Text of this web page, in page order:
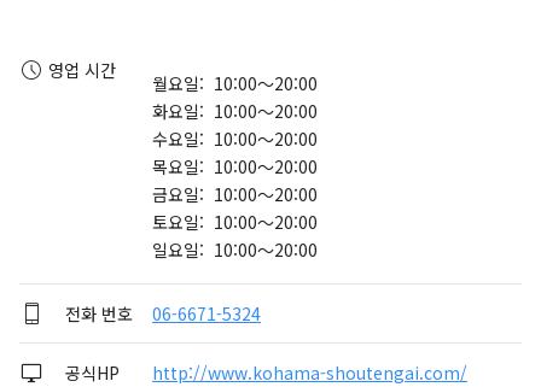
영업 시간
월요일: 10:00～20:00
화요일: 10:00～20:00
수요일: 10:00～20:00
목요일: 10:00～20:00
금요일: 10:00～20:00
토요일: 10:00～20:00
일요일: 10:00～20:00
전화 번호 06-6671-5324
공식HP http://www.kohama-shoutengai.com/